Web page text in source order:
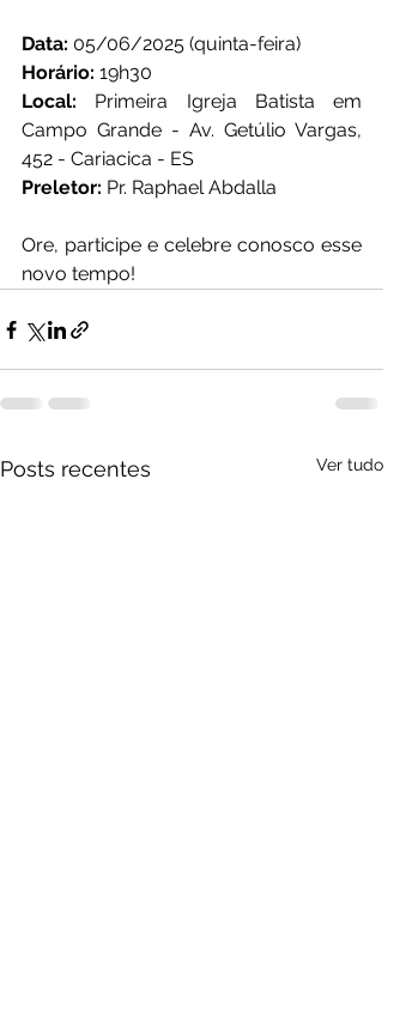
Data: 05/06/2025 (quinta-feira)
Horário: 19h30
Local: Primeira Igreja Batista em
Campo Grande - Av. Getúlio Vargas,
452 - Cariacica - ES
Preletor: Pr. Raphael Abdalla
Ore, participe e celebre conosco esse
novo tempo!
Posts recentes Ver tudo